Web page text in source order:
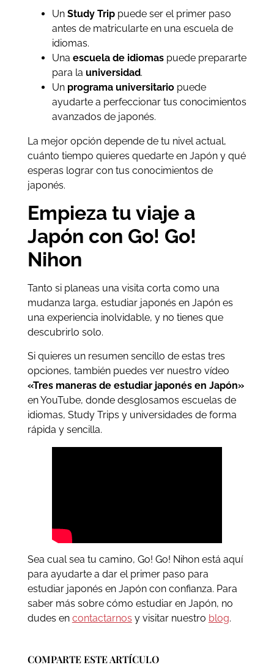
Un Study Trippuede ser el primer paso
antes de matricularte en una escuela de
idiomas.
Una escuela de idiomaspuede prepararte
para la universidad.
Un programa universitariopuede
ayudarte a perfeccionar tus conocimientos
avanzados de japonés.
La mejor opción depende de tu nivel actual,
cuánto tiempo quieres quedarte en Japón y qué
esperas lograr con tus conocimientos de
japonés.
Empieza tu viaje a
Japón con Go! Go!
Nihon
Tanto si planeas una visita corta como una
mudanza larga, estudiar japonés en Japón es
una experiencia inolvidable, y no tienes que
descubrirlo solo.
Si quieres un resumen sencillo de estas tres
opciones, también puedes ver nuestro vídeo
«Tres maneras de estudiar japonés en Japón»
en YouTube, donde desglosamos escuelas de
idiomas, Study Trips y universidades de forma
rápida y sencilla.
Sea cual sea tu camino, Go! Go! Nihon está aquí
para ayudarte a dar el primer paso para
estudiar japonés en Japón con confianza. Para
saber más sobre cómo estudiar en Japón, no
dudes en contactarnos y visitar nuestro blog.
COMPARTE ESTE ARTÍCULO